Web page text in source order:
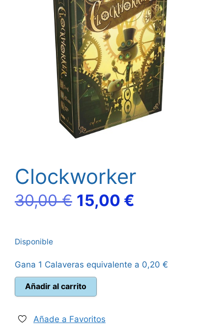
Clockworker
30,00€ El
era:
30,00 €.
15,00 €
es:
Disponible
Gana 1 Calaveras equivalente a 0,20 €
Clockworker
cantidad
Añadir al carrito
Añade a Favoritos